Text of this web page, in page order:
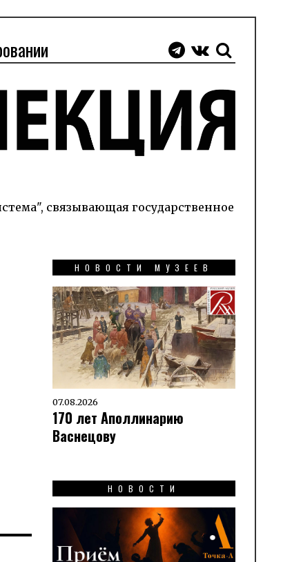
связывающая государственное
НОВОСТИ МУЗЕЕВ
07.08.2026
170 лет Аполлинарию
Васнецову
НОВОСТИ